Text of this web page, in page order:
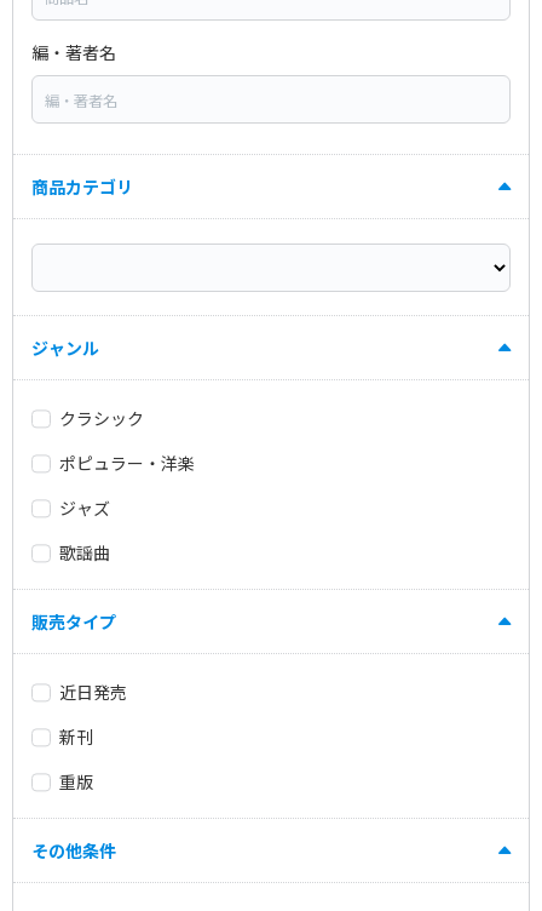
編・著者名
商品カテゴリ
ジャンル
クラシック
ポピュラー・洋楽
ジャズ
歌謡曲
販売タイプ
近日発売
新刊
重版
その他条件